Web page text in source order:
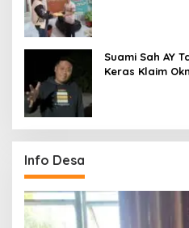
Suami Sah AY
Keras Klaim
Info Desa